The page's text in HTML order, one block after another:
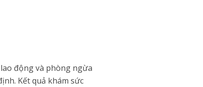
động và phòng ngừa
Kết quả khám sức